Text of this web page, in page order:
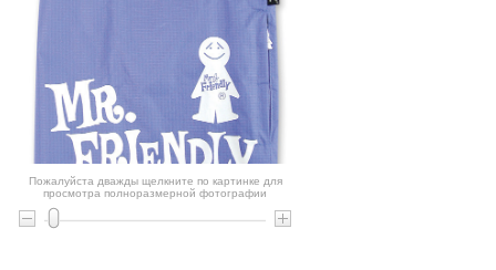
Пожалуйста дважды щелкните по картинке для
просмотра полноразмерной фотографии